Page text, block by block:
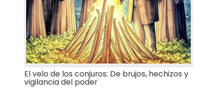
El velo de los conjuros: De brujos, hechizos y
vigilancia del poder